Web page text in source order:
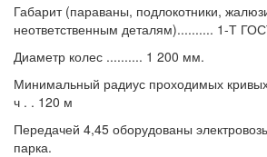
Габарит (параваны, подлокотники,
неответственным деталям).......... 1-Т
Диаметр колес .......... 1 200 мм.
Минимальный радиус проходимых
ч . . 120 м
Передачей 4,45 оборудованы
парка.